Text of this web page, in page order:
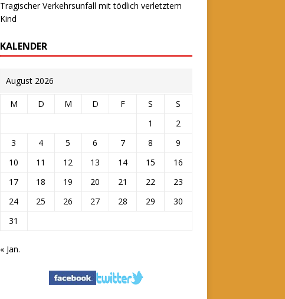
Tragischer Verkehrsunfall mit tödlich verletztem
Kind
KALENDER
August 2026
M D M D F S
S
1
2
3
4 5 6 7 8
9
10
11 12 13 14 15
16
17
18 19 20 21 22
23
24
25 26 27 28 29
30
31
« Jan.